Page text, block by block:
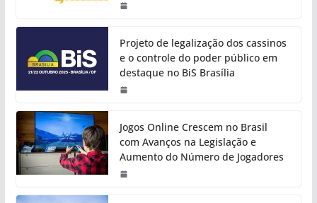
Projeto de legalização dos cassinos
e o controle do poder público em
destaque no BiS Brasília
Jogos Online Crescem no Brasil
com Avanços na Legislação e
Aumento do Número de Jogadores